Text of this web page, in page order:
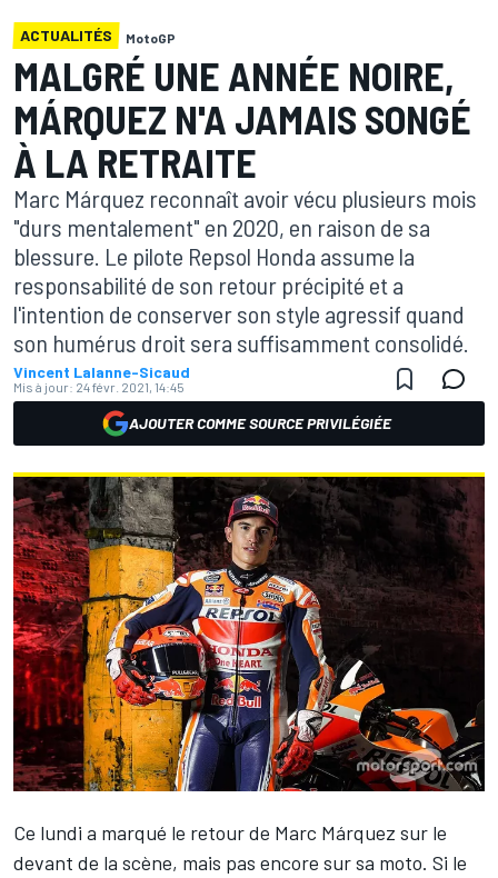
ACTUALITÉS MotoGP
MALGRÉ UNE ANNÉE NOIRE,
MÁRQUEZ N'A JAMAIS SONGÉ
À LA RETRAITE
Marc Márquez reconnaît avoir vécu plusieurs mois
"durs mentalement" en 2020, en raison de sa
blessure. Le pilote Repsol Honda assume la
responsabilité de son retour précipité et a
l'intention de conserver son style agressif quand
son humérus droit sera suffisamment consolidé.
Vincent Lalanne-Sicaud
Mis à jour: 24 févr. 2021, 14:45
AJOUTER COMME SOURCE PRIVILÉGIÉE
Ce lundi a marqué le retour de Marc Márquez sur le
devant de la scène, mais pas encore sur sa moto. Si le